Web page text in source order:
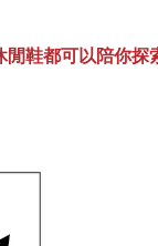
閒鞋都可以陪你探